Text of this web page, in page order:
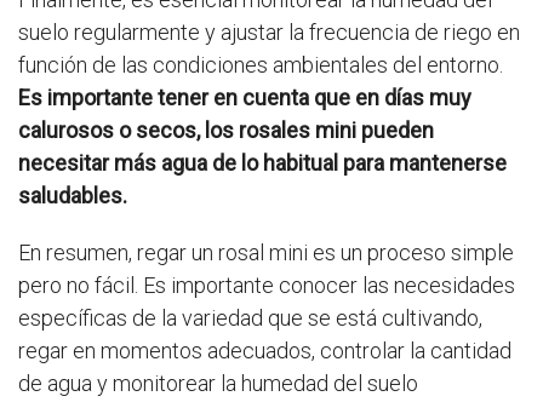
suelo regularmente y ajustar la frecuencia de riego en
función de las condiciones ambientales del entorno.
Es importante tener en cuenta que en días muy
calurosos o secos, los rosales mini pueden
necesitar más agua de lo habitual para mantenerse
saludables.
En resumen, regar un rosal mini es un proceso simple
pero no fácil. Es importante conocer las necesidades
específicas de la variedad que se está cultivando,
regar en momentos adecuados, controlar la cantidad
de agua y monitorear la humedad del suelo